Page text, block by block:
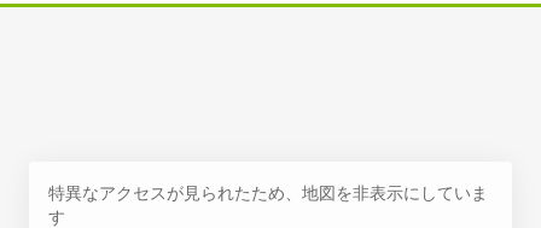
特異なアクセスが見られたため、地図を非表示にしていま
す